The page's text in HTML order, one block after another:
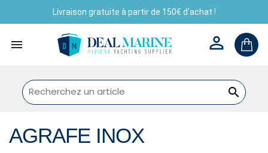
Livraison gratuite à partir de 150€ d'achat !
 

AGRAFE INOX